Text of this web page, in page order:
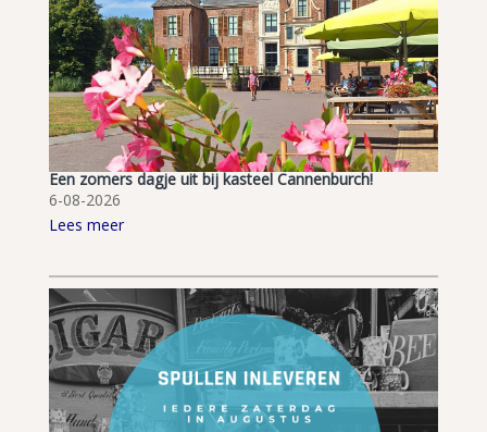
Een zomers dagje uit bij kasteel Cannenburch!
6-08-2026
Lees meer